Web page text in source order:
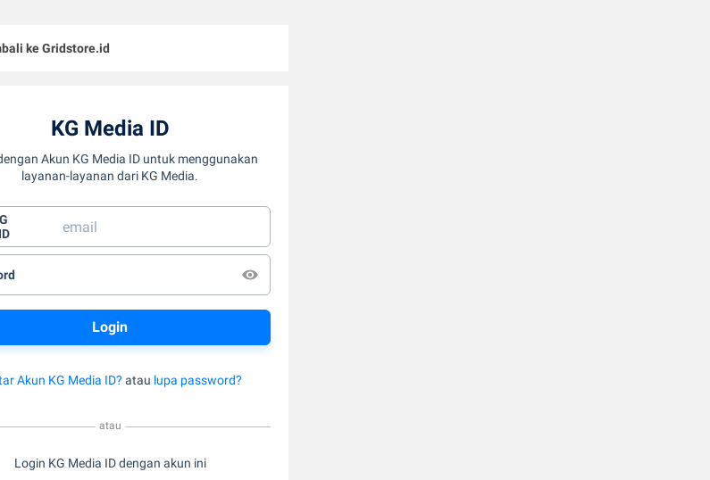
ke Gridstore.id
KG Media ID
Akun KG Media ID untuk menggunakan
layanan-layanan dari KG Media.
Akun KG Media ID? atau lupa password?
atau
Login KG Media ID dengan akun ini